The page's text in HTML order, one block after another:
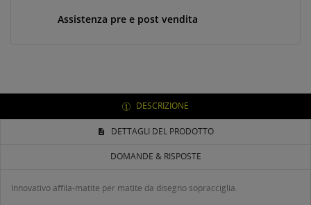
Assistenza pre e post vendita
DESCRIZIONE
DETTAGLI DEL PRODOTTO
DOMANDE & RISPOSTE
Innovativo affila-matite per matite da disegno sopracciglia.